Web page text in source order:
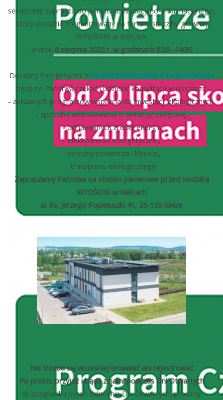
serdecznie zaprasza do punktu konsultacyjno-informacyjnego,
który zostanie zorganizowany na terenie siedziby głównej
WFOŚiGW w Kielcach
w dniu 8 sierpnia2025 r. w godzinach 8:30 -14:30
Doradcy Energetyczni z Projektu Doradztwa Energetycznego
będą na Państwa czekać i udzielać konsultacji w obszarze:
- aktualnych programów wsparcia do inwestycji ekologicznych,
- sposobu wnioskowania o dotację/ pożyczkę,
- odnawialnych źródeł energii,
- efektywności energetycznej,
- ochrony powietrza i klimatu,
- transportu ekologicznego.
Zapraszamy Państwa na stoisko plenerowe przed siedzibą
WFOŚiGW w Kielcach
al. Ks. Jerzego Popiełuszki 41, 25-155 Kielce
Nie trzeba się wcześniej umawiać ani rejestrować
Po prostu przyjdź i bądź z nami podczas Dni Otwartych
W przypadku pytań odnośnie Dni Otwartych, prosimy